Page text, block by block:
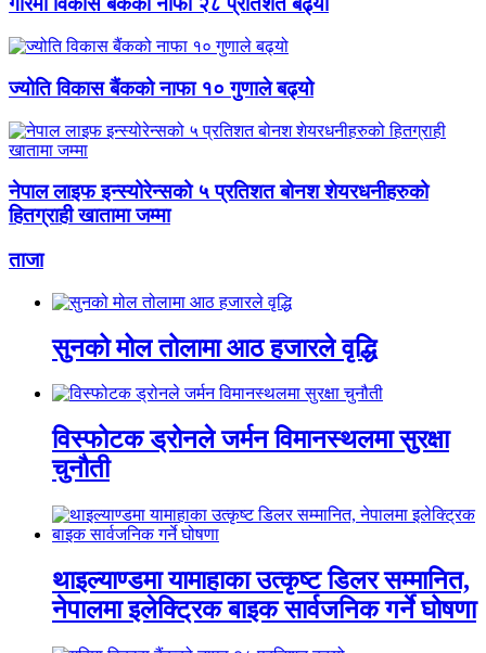
ज्योति विकास बैंकको नाफा १० गुणाले बढ्यो
नेपाल लाइफ इन्स्योरेन्सको ५ प्रतिशत बोनश शेयरधनीहरुको
हितग्राही खातामा जम्मा
ताजा
सुनको मोल तोलामा आठ हजारले वृद्धि
विस्फोटक ड्रोनले जर्मन विमानस्थलमा सुरक्षा
चुनौती
थाइल्याण्डमा यामाहाका उत्कृष्ट डिलर सम्मानित,
नेपालमा इलेक्ट्रिक बाइक सार्वजनिक गर्ने घोषणा